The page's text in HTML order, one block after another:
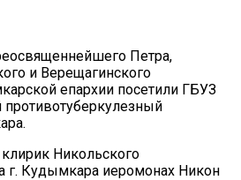
Петра,
и Верещагинского
епархии посетили ГБУЗ
Никольского
г. Кудымкара иеромонах Никон